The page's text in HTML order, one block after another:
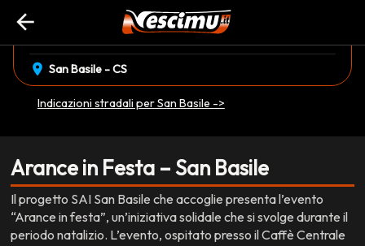
arrow_back
EVENTO CONCLUSO
sabato 20 Dicembre sabato 27 Dicembre
location_on San Basile - CS
Indicazioni stradali per San Basile ->
Arance in Festa – San Basile
Il progetto SAI San Basile che accoglie presenta l’evento
“Arance in festa”, un’iniziativa solidale che si svolge durante il
periodo natalizio. L’evento, ospitato presso il Caffè Centrale